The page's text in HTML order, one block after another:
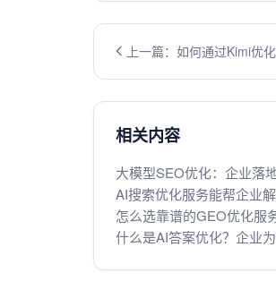
上一篇：如何通过Kimi优
相关内容
大模型SEO优化：企业落
AI搜索优化服务能帮企业
怎么选靠谱的GEO优化服
什么是AI答案优化？企业